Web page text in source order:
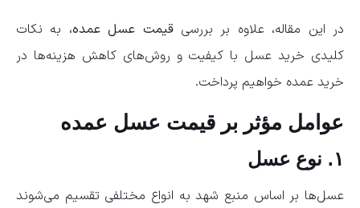
در این مقاله، علاوه بر بررسی قیمت عسل عمده، به نکات
کلیدی خرید عسل با کیفیت و روش‌های کاهش هزینه‌ها در
خرید عمده خواهیم پرداخت.
عوامل مؤثر بر قیمت عسل عمده
۱. نوع عسل
عسل‌ها بر اساس منبع شهد به انواع مختلفی تقسیم می‌شوند